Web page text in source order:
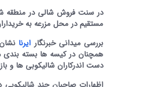
مستقیم در محل مزرعه به
بررسی میدانی خبرنگار ایرنا
همچنان در کیسه ها بسته بندی
دست اندرکاران شالیکوبی ها و